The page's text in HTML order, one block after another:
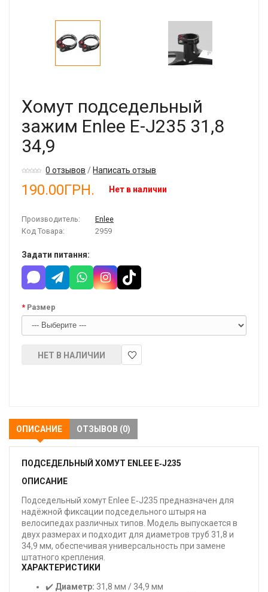
Хомут подседельный
зажим Enlee E-J235 31,8
34,9
0 отзывов /Написать отзыв
190.00ГРН. Нет в наличии
Производитель:
Enlee
Код Товара:
2959
Задати питання:
Размер
НЕТ В НАЛИЧИИ
ОПИСАНИЕ ОТЗЫВОВ (0)
ПОДСЕДЕЛЬНЫЙ ХОМУТ ENLEE E‑J235
ОПИСАНИЕ
Подседельный хомут Enlee E‑J235 предназначен для
надёжной фиксации подседельного штыря на
велосипедах различных типов. Модель выпускается в
двух размерах и подходит для диаметров труб 31,8 и
34,9 мм, обеспечивая универсальность при замене
штатного крепления.
ХАРАКТЕРИСТИКИ
✔️ Диаметр: 31,8 мм / 34,9 мм